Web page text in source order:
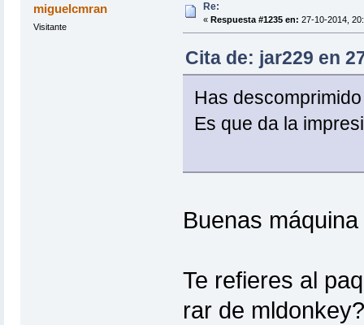
miguelcmran
Visitante
Re:
« Respuesta #1235 en: 27-10-2014,
Cita de: jar229 en
Has
Es que da la
Buenas máquina
Te refieres al
rar de